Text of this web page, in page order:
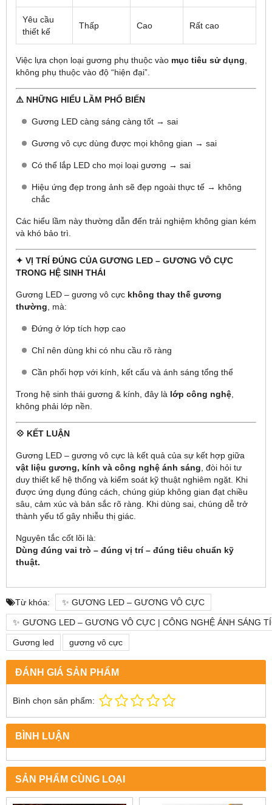
Yêu cầu
thiết kế
Thấp Cao Rất cao
Việc lựa chọn loại gương phụ thuộc vào mục tiêu sử dụng
không phụ thuộc vào độ “hiện đại”.
⚠️ NHỮNG HIỂU LẦM PHỔ BIẾN
Gương LED càng sáng càng tốt → sai
Gương vô cực dùng được mọi không gian → sai
Có thể lắp LED cho mọi loại gương → sai
Hiệu ứng đẹp trong ảnh sẽ đẹp ngoài thực tế → không
chắc
Các hiểu lầm này thường dẫn đến trải nghiệm không gian kém
và khó bảo trì.
✦ VỊ TRÍ ĐÚNG CỦA GƯƠNG LED – GƯƠNG VÔ CỰC
TRONG HỆ SINH THÁI
Gương LED – gương vô cực không thay thế gương
thường , mà:
Đứng ở lớp tích hợp cao
Chỉ nên dùng khi có nhu cầu rõ ràng
Cần phối hợp với kính, kết cấu và ánh sáng tổng thể
Trong hệ sinh thái gương & kính, đây là lớp công nghệ
không phải lớp nền.
💠 KẾT LUẬN
Gương LED – gương vô cực là kết quả của sự kết hợp giữa
vật liệu gương, kính và công nghệ ánh sáng , đòi hỏi tư
duy thiết kế hệ thống và kiểm soát kỹ thuật nghiêm ngặt. Khi
được ứng dụng đúng cách, chúng giúp không gian đạt chiều
sâu, cảm xúc và bản sắc rõ ràng. Khi dùng sai, chúng dễ trở
thành yếu tố gây nhiễu thị giác.
Nguyên tắc cốt lõi là:
Dùng đúng vai trò – đúng vị trí – đúng tiêu chuẩn kỹ
thuật.
Từ khóa: ✨ GƯƠNG LED – GƯƠNG VÔ CỰC
✨ GƯƠNG LED – GƯƠNG VÔ CỰC | CÔNG NGHỆ ÁNH SÁNG
Gương led gương vô cực
ĐÁNH GIÁ SẢN PHẨM
Bình chọn sản phẩm:
BÌNH LUẬN
SẢN PHẨM CÙNG LOẠI